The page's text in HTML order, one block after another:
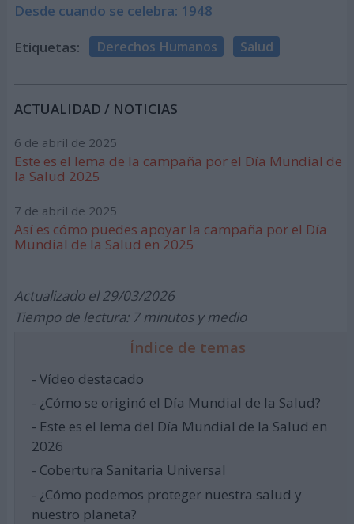
Desde cuando se celebra: 1948
Etiquetas: Derechos Humanos Salud
ACTUALIDAD / NOTICIAS
6 de abril de 2025
Este es el lema de la campaña por el Día Mundial de
la Salud 2025
7 de abril de 2025
Así es cómo puedes apoyar la campaña por el Día
Mundial de la Salud en 2025
Actualizado el 29/03/2026
Tiempo de lectura: 7 minutos y medio
Índice de temas
- Vídeo destacado
- ¿Cómo se originó el Día Mundial de la Salud?
- Este es el lema del Día Mundial de la Salud en
2026
- Cobertura Sanitaria Universal
- ¿Cómo podemos proteger nuestra salud y
nuestro planeta?